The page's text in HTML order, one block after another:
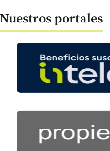
Nuestros portales